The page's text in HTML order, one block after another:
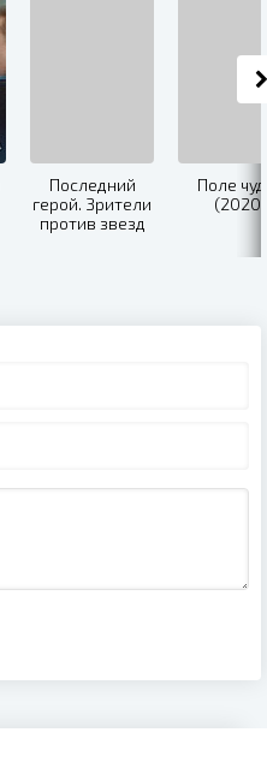
Последний
герой. Зрители
против звезд
Поле
(2020)